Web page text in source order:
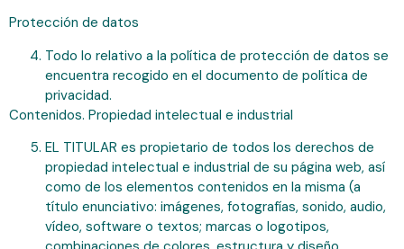
Protección de datos
Todo lo relativo a la política de protección de datos se
encuentra recogido en el documento de política de
privacidad.
Contenidos. Propiedad intelectual e industrial
EL TITULAR es propietario de todos los derechos de
propiedad intelectual e industrial de su página web, así
como de los elementos contenidos en la misma (a
título enunciativo: imágenes, fotografías, sonido, audio,
vídeo, software o textos; marcas o logotipos,